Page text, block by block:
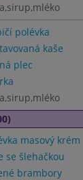
polévka
kaše
plec
masový krém
se šlehačkou
brambory